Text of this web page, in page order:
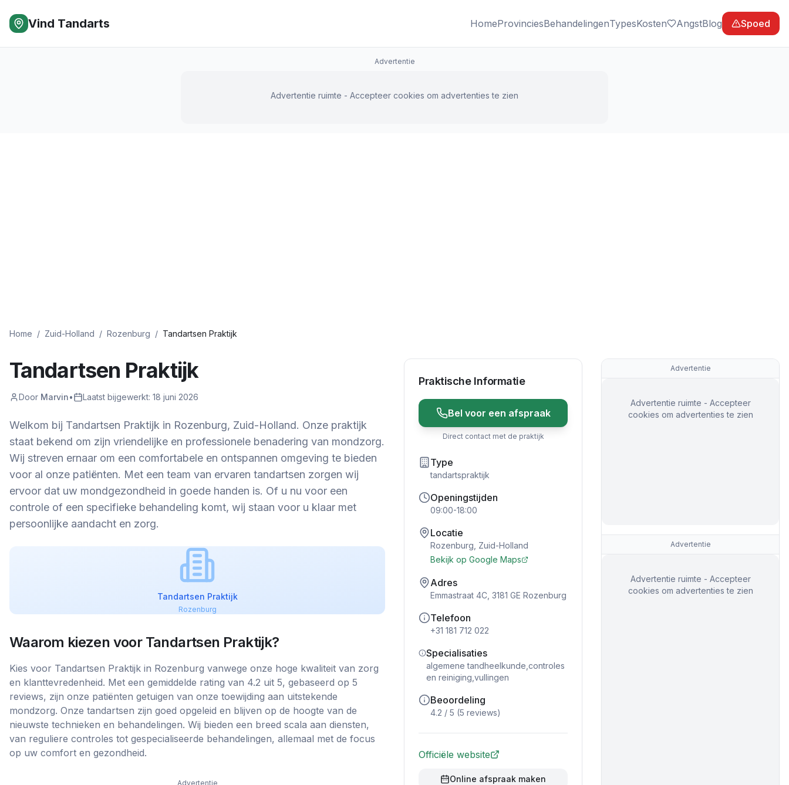
Vind Tandarts HomeProvinciesBehandelingenTypesKosten AngstBlog Spoed
Advertentie
Advertentie ruimte - Accepteer cookies om advertenties te zien
Home / Zuid-Holland / Rozenburg / Tandartsen Praktijk
Tandartsen Praktijk
Door Marvin• Laatst bijgewerkt: 18 juni 2026
Welkom bij Tandartsen Praktijk in Rozenburg, Zuid-Holland. Onze praktijk
staat bekend om zijn vriendelijke en professionele benadering van mondzorg.
Wij streven ernaar om een comfortabele en ontspannen omgeving te bieden
voor al onze patiënten. Met een team van ervaren tandartsen zorgen wij
ervoor dat uw mondgezondheid in goede handen is. Of u nu voor een
controle of een specifieke behandeling komt, wij staan voor u klaar met
persoonlijke aandacht en zorg.
Tandartsen Praktijk
Rozenburg
Waarom kiezen voor Tandartsen Praktijk?
Kies voor Tandartsen Praktijk in Rozenburg vanwege onze hoge kwaliteit van zorg
en klanttevredenheid. Met een gemiddelde rating van 4.2 uit 5, gebaseerd op 5
reviews, zijn onze patiënten getuigen van onze toewijding aan uitstekende
mondzorg. Onze tandartsen zijn goed opgeleid en blijven op de hoogte van de
nieuwste technieken en behandelingen. Wij bieden een breed scala aan diensten,
van reguliere controles tot gespecialiseerde behandelingen, allemaal met de focus
op uw comfort en gezondheid.
Advertentie
Praktische Informatie
Bel voor een afspraak
Direct contact met de praktijk
Type
tandartspraktijk
Openingstijden
09:00-18:00
Locatie
Rozenburg Zuid-Holland
Bekijk op Google Maps
Adres
Emmastraat 4C, 3181 GE Rozenburg
Telefoon
+31 181 712 022
Specialisaties
algemene tandheelkunde,controles
en reiniging,vullingen
Beoordeling
4.2 / 5 (5 reviews)
Officiële website
Online afspraak maken
Advertentie
Advertentie ruimte - Accepteer
cookies om advertenties te zien
Advertentie
Advertentie ruimte - Accepteer
cookies om advertenties te zien